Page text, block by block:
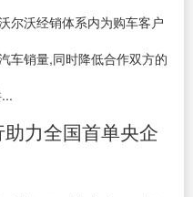
尔沃经销体系内为购车客户
车销量,同时降低合作双方的
力全国首单央企